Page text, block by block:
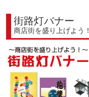
街路灯バナー
商店街を盛り上げよう！